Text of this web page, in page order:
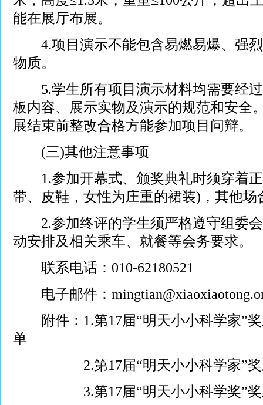
能在展厅布展。
4.项目演示不能包含易燃易爆、强烈
物质。
5.学生所有项目演示材料均需要经过
板内容、展示实物及演示的规范和安全
展结束前整改合格方能参加项目问辩。
(三)其他注意事项
1.参加开幕式、颁奖典礼时须穿着正
带、皮鞋，女性为庄重的裙装)，其他场
2.参加终评的学生须严格遵守组委会
动安排及相关乘车、就餐等会务要求。
联系电话：010-62180521
电子邮件：
附件：1.第17届“明天小小科学家”
单
2.第17届“明天小小科学家”
3.第17届“明天小小科学奖”